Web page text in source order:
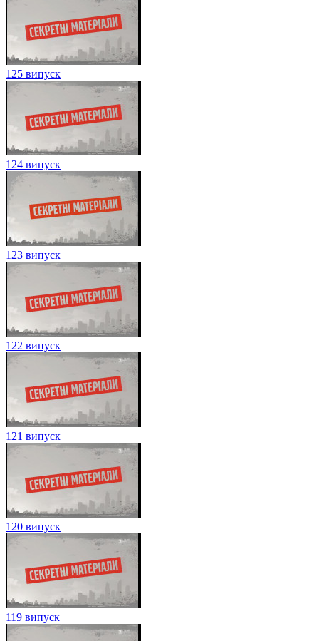
125 випуск
124 випуск
123 випуск
122 випуск
121 випуск
120 випуск
119 випуск